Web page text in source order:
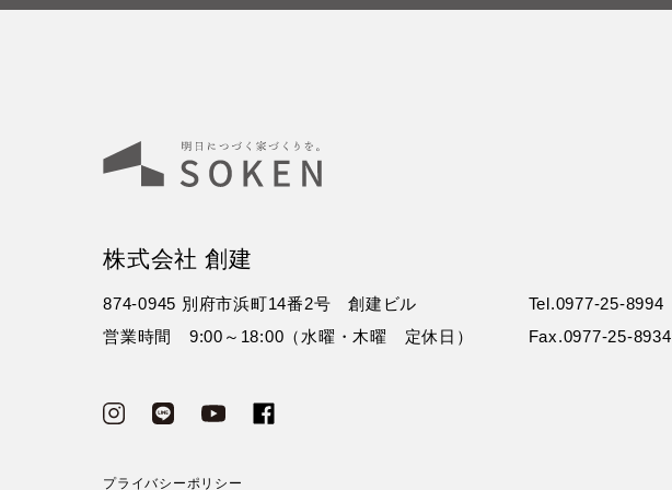
株式会社 創建
874-0945 別府市浜町14番2号 創建ビル
営業時間 9:00～18:00（水曜・木曜 定休日）
Tel.0977-25-8994
Fax.0977-25-8934
プライバシーポリシー